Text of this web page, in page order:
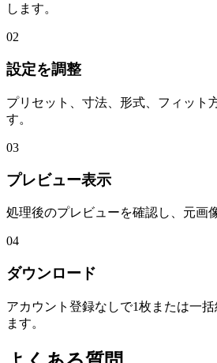
します。
02
設定を調整
プリセット、寸法、形式、フィット
す。
03
プレビュー表示
処理後のプレビューを確認し、元画
04
ダウンロード
アカウント登録なしで1枚または一
ます。